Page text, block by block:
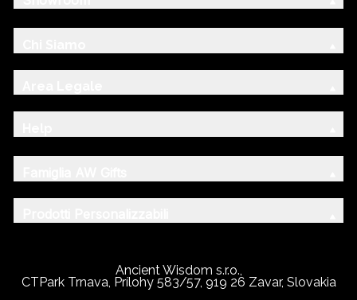
Ancient Wisdom s.r.o.,
CTPark Trnava, Prílohy 583/57, 919 26 Zavar, Slovakia